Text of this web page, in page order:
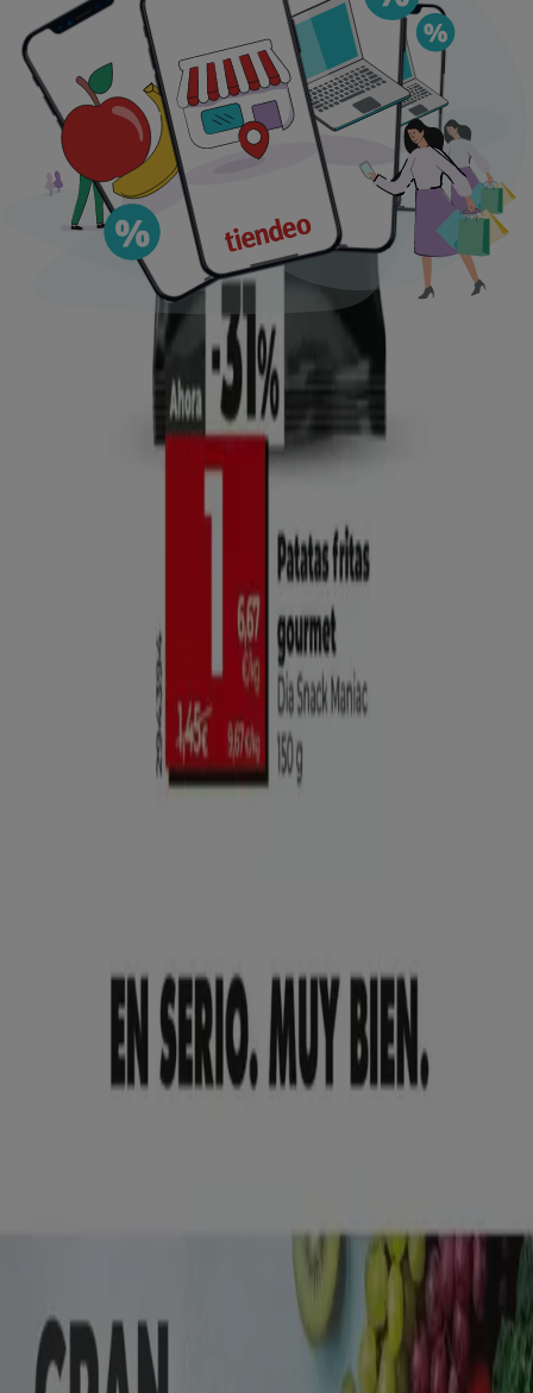
Ofertas destacadas
supermercados jardín y bricolaje Freidora de airepatinete
eléctrico
aceite de olivacomida
asiática aguacates bomba de agua
Tiendeo en tu ciudad
Barcelona Valencia
Zaragoza
Palma de Mallorca Alicante
Murcia
Las Palmas de Gran Canaria
Córdoba Valladolid
Granada
Ver más ciudades
Descargar la APP
Tiendeo international
United Kingdom México
Argentina France
United States
Deutschland Perú
Türkiye Polska Norge
Ecuador Singapore South Africa